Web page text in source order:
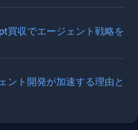
買収でエージェント戦略を
ト開発が加速する理由と